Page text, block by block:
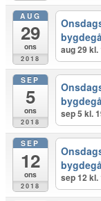
AUG
29
ons
2018
aug 29
SEP
5
ons
2018
sep 5 kl.
SEP
12
ons
2018
sep 12 kl.